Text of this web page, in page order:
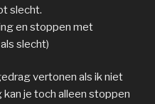
slecht.
en stoppen met
slecht)
vertonen als ik niet
je toch alleen stoppen